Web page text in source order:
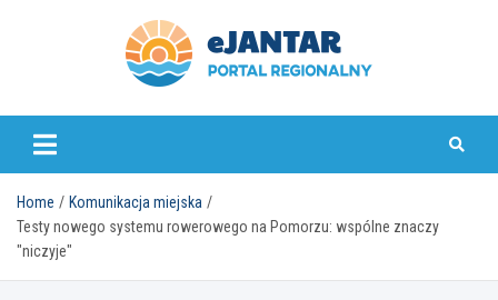
ejantar.pl
Home
Komunikacja miejska
Testy nowego systemu rowerowego na Pomorzu: wspólne znaczy
"niczyje"